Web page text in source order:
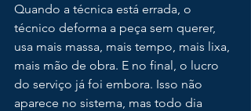
Quando a técnica está errada, o
técnico deforma a peça sem querer,
usa mais massa, mais tempo, mais lixa,
mais mão de obra. E no final, o lucro
do serviço já foi embora. Isso não
aparece no sistema, mas todo dia